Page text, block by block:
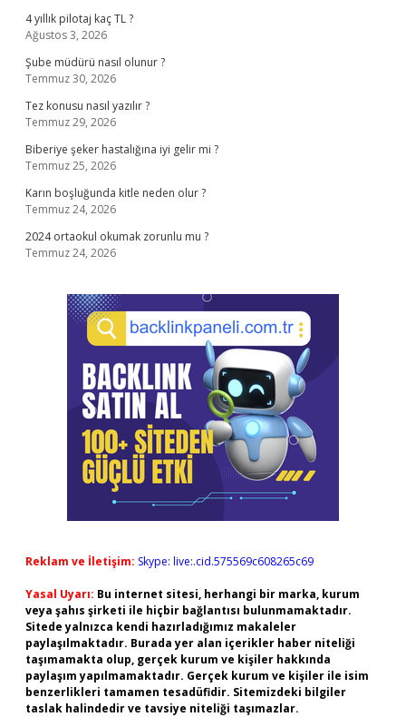
4 yıllık pilotaj kaç TL ?
Ağustos 3, 2026
Şube müdürü nasıl olunur ?
Temmuz 30, 2026
Tez konusu nasıl yazılır ?
Temmuz 29, 2026
Biberiye şeker hastalığına iyi gelir mi ?
Temmuz 25, 2026
Karın boşluğunda kitle neden olur ?
Temmuz 24, 2026
2024 ortaokul okumak zorunlu mu ?
Temmuz 24, 2026
Reklam ve İletişim: Skype: live:.cid.575569c608265c69
Yasal Uyarı: Bu internet sitesi, herhangi bir marka, kurum
veya şahıs şirketi ile hiçbir bağlantısı bulunmamaktadır.
Sitede yalnızca kendi hazırladığımız makaleler
paylaşılmaktadır. Burada yer alan içerikler haber niteliği
taşımamakta olup, gerçek kurum ve kişiler hakkında
paylaşım yapılmamaktadır. Gerçek kurum ve kişiler ile isim
benzerlikleri tamamen tesadüfidir. Sitemizdeki bilgiler
taslak halindedir ve tavsiye niteliği taşımazlar.